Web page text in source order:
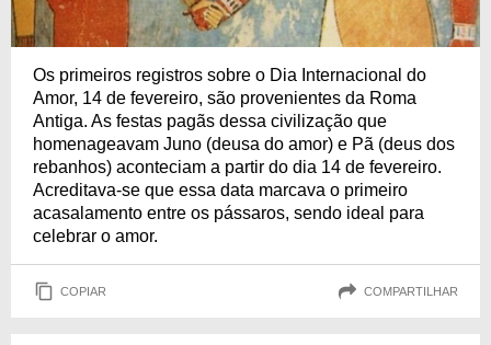
Os primeiros registros sobre o Dia Internacional do
Amor, 14 de fevereiro, são provenientes da Roma
Antiga. As festas pagãs dessa civilização que
homenageavam Juno (deusa do amor) e Pã (deus dos
rebanhos) aconteciam a partir do dia 14 de fevereiro.
Acreditava-se que essa data marcava o primeiro
acasalamento entre os pássaros, sendo ideal para
celebrar o amor.
COPIAR COMPARTILHAR